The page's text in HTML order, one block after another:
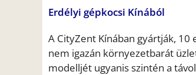
Erdélyi gépkocsi Kínából
A CityZent Kínában gyártják,
nem igazán környezetbarát
modelljét ugyanis szintén a